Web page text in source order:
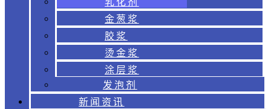
乳化剂
金葱浆
胶浆
烫金浆
涂层浆
发泡剂
新闻资讯